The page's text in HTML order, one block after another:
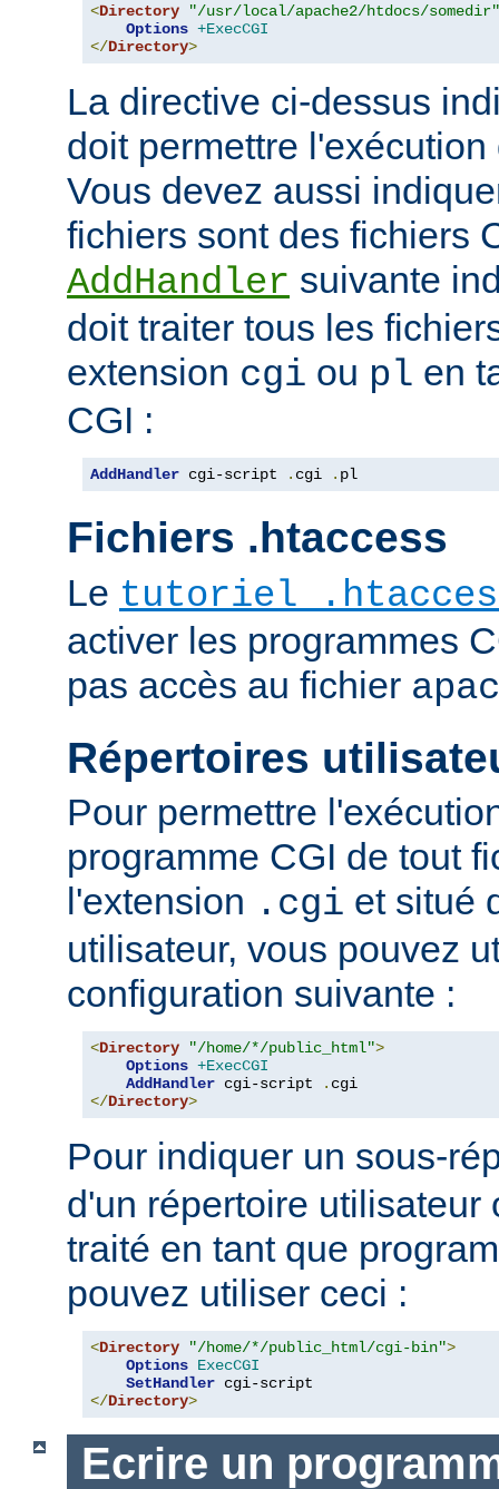
<Directory
"/usr/local/apache2/htdocs/somedir"
Options +ExecCGI
</Directory>
La directive ci-dessus
doit permettre
Vous devez aussi
fichiers sont des fichiers
AddHandler suivante
doit traiter tous les
extension cgi ou pl en
CGI :
AddHandler cgi-script . cgi . pl
Fichiers .htaccess
Le tutoriel
activer les programmes
pas accès au fichier
Répertoires
Pour permettre
programme CGI de tout
l'extension .cgi et situé
utilisateur, vous pouvez
configuration suivante :
<Directory "/home/*/public_html">
Options +ExecCGI
AddHandler cgi-script .
</Directory>
Pour indiquer un sous-
d'un répertoire utilisateur
traité en tant que
pouvez utiliser ceci :
<Directory "/home/*/public_html/cgi-bin">
Options ExecCGI
SetHandler
</Directory>
Ecrire un